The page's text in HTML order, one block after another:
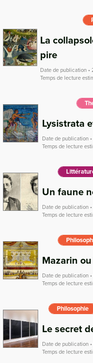
La
pire
Date de publication
Temps de lecture
Lysistrata
Date de publication
Temps de lecture
Un faune
Date de publication
Temps de lecture
Mazarin
Date de publication
Temps de lecture
Philosophie
Le secret
Date de publication
Temps de lecture